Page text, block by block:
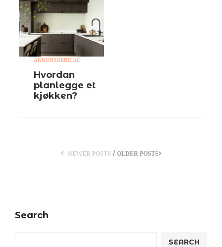
ANNONSØRBILAG
Hvordan
planlegge et
kjøkken?
NEWER POSTS / OLDER POSTS
Search
SEARCH